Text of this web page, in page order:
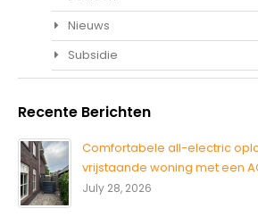
Nieuws
Subsidie
Recente Berichten
Comfortabele all-electric
vrijstaande woning met een
July 28, 2026